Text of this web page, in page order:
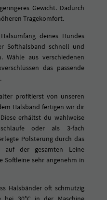
Gewicht. Dadurch
Tragekomfort.
deines Hundes
Softhalsband schnell und
Wähle aus verschiedenen
das passende
profitierst von unseren
Halsband fertigen wir dir
erhältst du wahlweise
oder als 3-fach
Polsterung durch das
auf der gesamten Leine
Softleine sehr angenehm in
Halsbänder oft schmutzig